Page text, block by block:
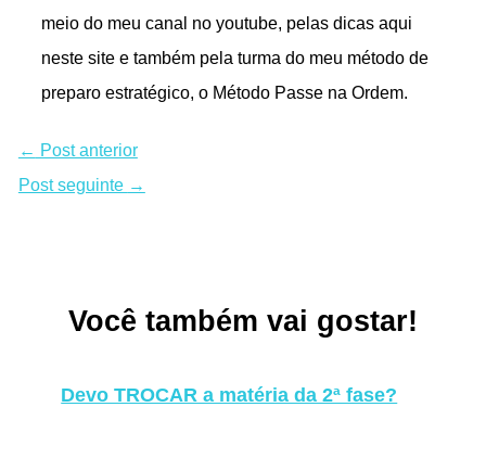
meio do meu canal no youtube, pelas dicas aqui
neste site e também pela turma do meu método de
preparo estratégico, o Método Passe na Ordem.
← Post anterior
Post seguinte →
Você também vai gostar!
Devo TROCAR a matéria da 2ª fase?